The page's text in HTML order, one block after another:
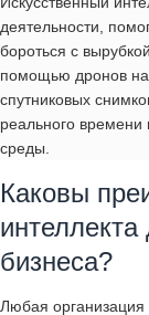
деятельности,
бороться с
помощью дронов на
спутниковых
реального
среды.
Каковы
бизнеса?
Любая организация